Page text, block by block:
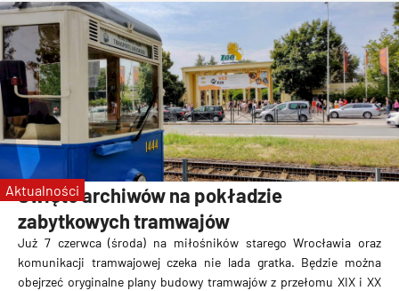
Święto archiwów na pokładzie
zabytkowych tramwajów
Już 7 czerwca (środa) na miłośników starego Wrocławia oraz
komunikacji tramwajowej czeka nie lada gratka. Będzie można
obejrzeć oryginalne plany budowy tramwajów z przełomu XIX i XX
Aktualności